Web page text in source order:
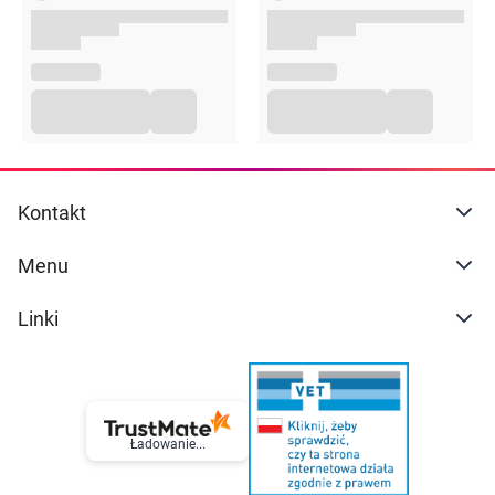
Aby uzyskać intensywniejszy odcień, można
wydłużyć czas aplikacji do 45 minut łącznie.
Intensywność i trwałość koloryzacji zależy od
wyjściowego koloru, rodzaju i kondycji włosów.
Opakowanie
75g
Kontakt
Menu
Linki
Ładowanie...